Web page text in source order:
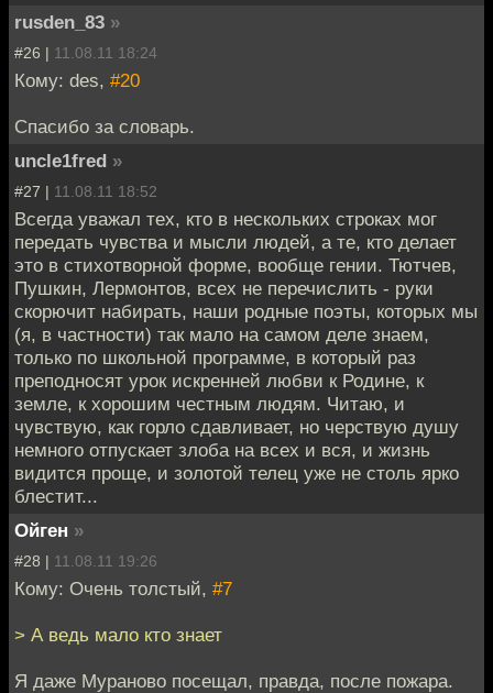
rusden_83 »
#26 | 11.08.11 18:24
Кому: des, #20
Спасибо за словарь.
uncle1fred »
#27 | 11.08.11 18:52
Всегда уважал тех, кто в нескольких строках мог
передать чувства и мысли людей, а те, кто делает
это в стихотворной форме, вообще гении. Тютчев,
Пушкин, Лермонтов, всех не перечислить - руки
скорючит набирать, наши родные поэты, которых мы
(я, в частности) так мало на самом деле знаем,
только по школьной программе, в который раз
преподносят урок искренней любви к Родине, к
земле, к хорошим честным людям. Читаю, и
чувствую, как горло сдавливает, но черствую душу
немного отпускает злоба на всех и вся, и жизнь
видится проще, и золотой телец уже не столь ярко
блестит...
Ойген »
#28 | 11.08.11 19:26
Кому: Очень толстый, #7
> А ведь мало кто знает
Я даже Мураново посещал, правда, после пожара.